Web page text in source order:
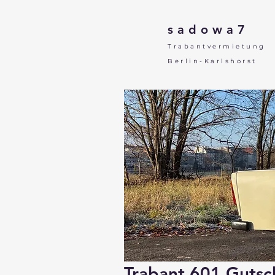
sadowa7
Trabantvermietung
Berlin-Karlshorst